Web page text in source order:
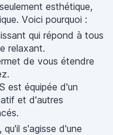
esthétique,
Voici pourquoi :
qui répond à tous
relaxant.
de vous étendre
est équipée d'un
et d'autres
s'agisse d'une